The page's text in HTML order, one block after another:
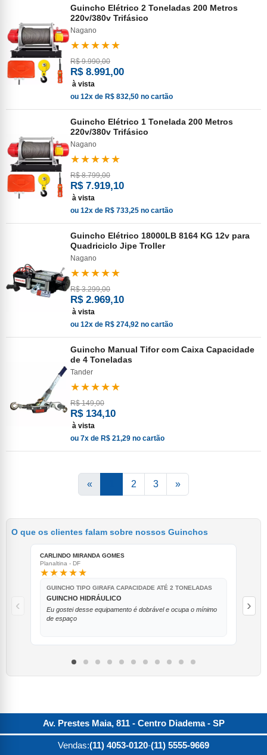
Guincho Elétrico 2 Toneladas 200 Metros
220v/380v Trifásico
Nagano
★★★★★
R$ 9.990,00
R$ 8.991,00
à vista
ou 12x de R$ 832,50 no cartão
Guincho Elétrico 1 Tonelada 200 Metros
220v/380v Trifásico
Nagano
★★★★★
R$ 8.799,00
R$ 7.919,10
à vista
ou 12x de R$ 733,25 no cartão
Guincho Elétrico 18000LB 8164 KG 12v para
Quadriciclo Jipe Troller
Nagano
★★★★★
R$ 3.299,00
R$ 2.969,10
à vista
ou 12x de R$ 274,92 no cartão
Guincho Manual Tifor com Caixa Capacidade
de 4 Toneladas
Tander
★★★★★
R$ 149,00
R$ 134,10
à vista
ou 7x de R$ 21,29 no cartão
« 2 3 »
O que os clientes falam sobre nossos Guinchos
‹
CARLINDO MIRANDA GOMES
Planaltina - DF
★★★★★
GUINCHO TIPO GIRAFA CAPACIDADE ATÉ 2 TONELADAS
GUINCHO HIDRÁULICO
Eu gostei desse equipamento é dobrável e ocupa o mínimo
de espaço
›
Av. Prestes Maia, 811 - Centro Diadema- SP
Vendas:(11) 4053-0120-(11) 5555-9669